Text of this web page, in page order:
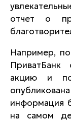
отчет о
Например,
ПриватБанк
акцию и
информация
на самом